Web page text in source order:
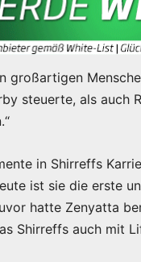
großartigen
steuerte, als auch
in Shirreffs
ist sie die erste
hatte Zenyatta
Shirreffs auch mit